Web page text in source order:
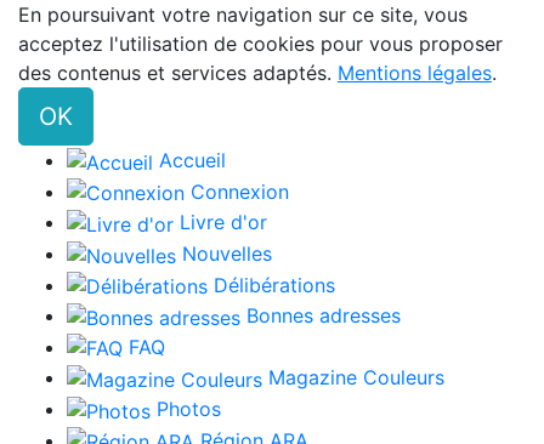
En poursuivant votre navigation sur ce site, vous
acceptez l'utilisation de cookies pour vous proposer
des contenus et services adaptés. Mentions légales.
OK
Accueil
Connexion
Livre d'or
Nouvelles
Délibérations
Bonnes adresses
FAQ
Magazine Couleurs
Photos